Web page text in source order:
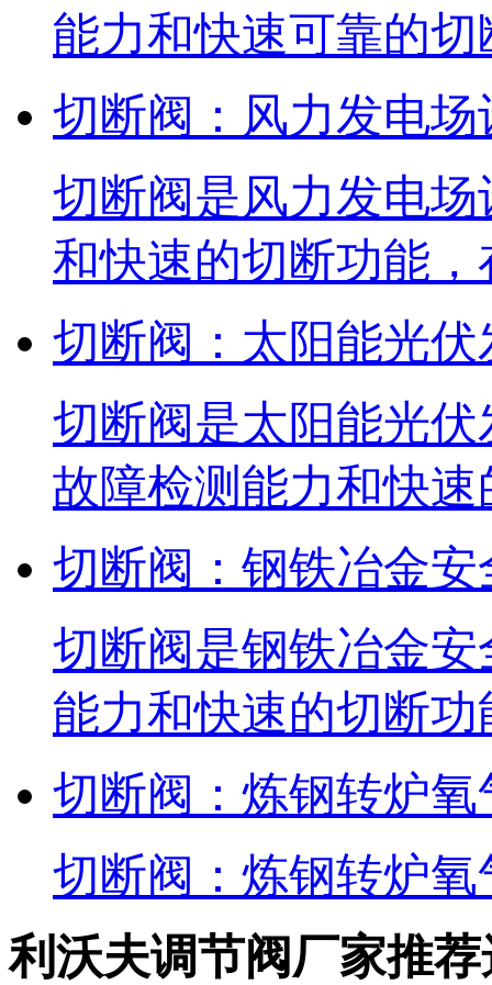
能力和快速可靠的
切断阀：风力发电
切断阀是风力发电
和快速的切断功能
切断阀：太阳能光
切断阀是太阳能光
故障检测能力和快
切断阀：钢铁冶金
切断阀是钢铁冶金
能力和快速的切断
切断阀：炼钢转炉
切断阀：炼钢转炉
利沃夫调节阀厂家推